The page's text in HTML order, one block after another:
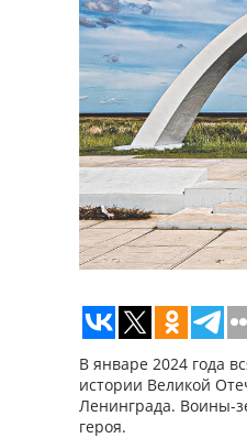
В январе 2024 года
истории Великой
Ленинграда. Воины-
героя.